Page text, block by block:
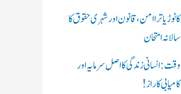
کانوڑ یاترا امن،قانون اور شہری حقوق کا
سالانہ امتحان
وقت: انسانی زندگی کا اصل سرمایہ اور
کامیابی کا راز !